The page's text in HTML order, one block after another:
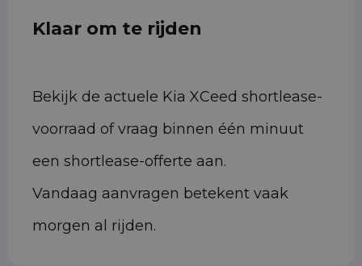
Klaar om te rijden
Bekijk de actuele Kia XCeed shortlease-
voorraad of vraag binnen één minuut
een shortlease-offerte aan.
Vandaag aanvragen betekent vaak
morgen al rijden.